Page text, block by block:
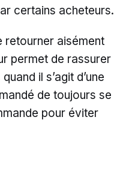
certains acheteurs.
retourner aisément
permet de rassurer
il s’agit d’une
de toujours se
pour éviter